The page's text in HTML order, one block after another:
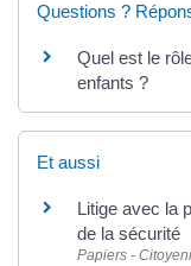
Questions ?
Quel est le
enfants ?
Et aussi
Litige avec la
de la sécurité
Papiers -